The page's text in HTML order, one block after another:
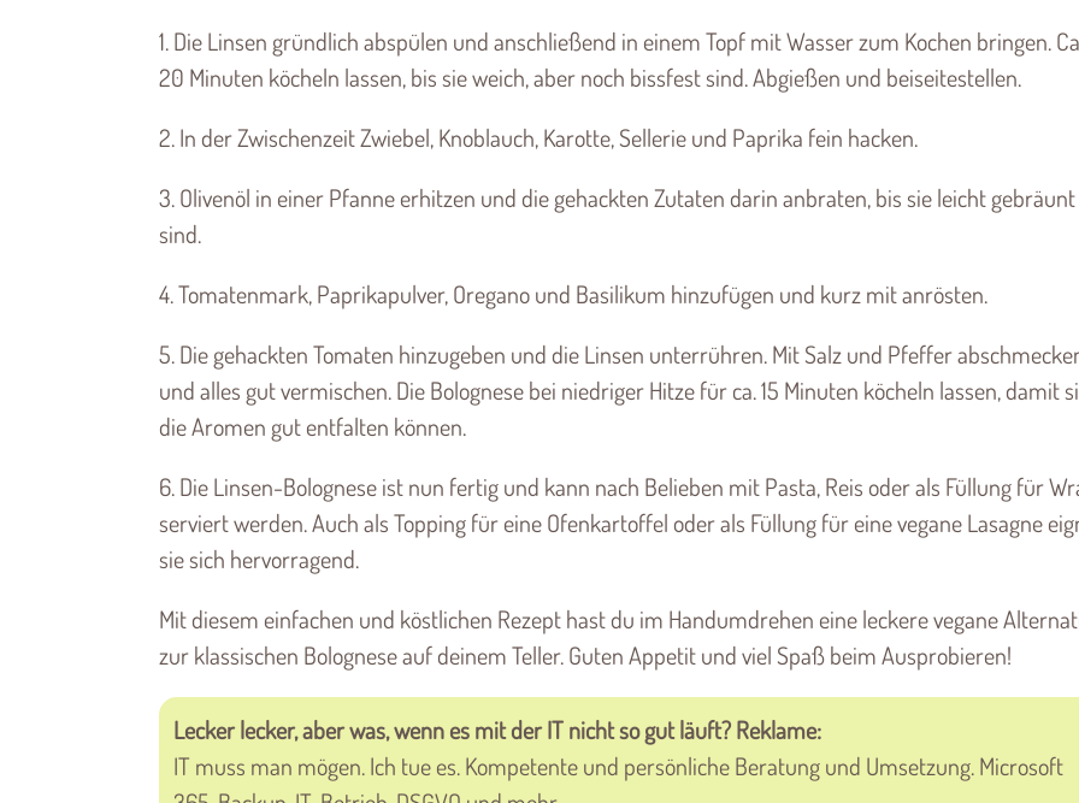
1. Die Linsen gründlich abspülen und anschließend in einem Topf mit Wasser zum Kochen bringen.
20 Minuten köcheln lassen, bis sie weich, aber noch bissfest sind. Abgießen und beiseitestellen.
2. In der Zwischenzeit Zwiebel, Knoblauch, Karotte, Sellerie und Paprika fein hacken.
3. Olivenöl in einer Pfanne erhitzen und die gehackten Zutaten darin anbraten, bis sie leicht gebräunt
sind.
4. Tomatenmark, Paprikapulver, Oregano und Basilikum hinzufügen und kurz mit anrösten.
5. Die gehackten Tomaten hinzugeben und die Linsen unterrühren. Mit Salz und Pfeffer
und alles gut vermischen. Die Bolognese bei niedriger Hitze für ca. 15 Minuten köcheln lassen, damit
die Aromen gut entfalten können.
6. Die Linsen-Bolognese ist nun fertig und kann nach Belieben mit Pasta, Reis oder als Füllung für
serviert werden. Auch als Topping für eine Ofenkartoffel oder als Füllung für eine vegane Lasagne
sie sich hervorragend.
Mit diesem einfachen und köstlichen Rezept hast du im Handumdrehen eine leckere vegane
zur klassischen Bolognese auf deinem Teller. Guten Appetit und viel Spaß beim Ausprobieren!
Lecker lecker, aber was, wenn es mit der IT nicht so gut läuft? Reklame:
IT muss man mögen. Ich tue es. Kompetente und persönliche Beratung und Umsetzung. Microsoft